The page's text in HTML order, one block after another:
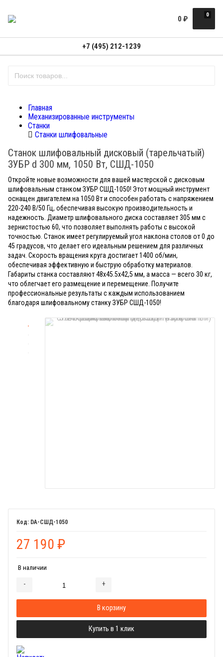
0
0 ₽
+7 (495) 212-1239
Главная
Механизированные инструменты
Станки
Станки шлифовальные
Cтанок шлифовальный дисковый (тарельчатый)
ЗУБР d 300 мм, 1050 Вт, СШД-1050
Откройте новые возможности для вашей мастерской с дисковым
шлифовальным станком ЗУБР СШД-1050! Этот мощный инструмент
оснащен двигателем на 1050 Вт и способен работать с напряжением
220-240 В/50 Гц, обеспечивая высокую производительность и
надежность. Диаметр шлифовального диска составляет 305 мм с
зернистостью 60, что позволяет выполнять работы с высокой
точностью. Станок имеет регулируемый угол наклона столов от 0 до
45 градусов, что делает его идеальным решением для различных
задач. Скорость вращения круга достигает 1400 об/мин,
обеспечивая эффективную и быструю обработку материалов.
Габариты станка составляют 48х45.5х42,5 мм, а масса — всего 30 кг,
что облегчает его размещение и перемещение. Получите
профессиональные результаты с каждым использованием
благодаря шлифовальному станку ЗУБР СШД-1050!
DA-СШД-1050
27 190 ₽
В наличии
- +
В корзину
Купить в 1 клик